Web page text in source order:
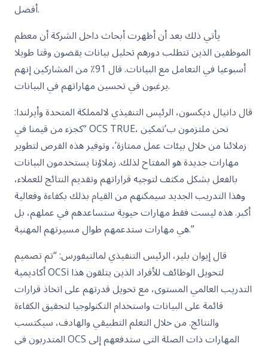
أفضل.
يأتي ذلك بعد أن أظهرت أبحاث داخل الشركة أن معظم
الموظفين الذين تتطلب دورهم تحليل بيانات يقضون وقتا طويلا
أسبوعيا في التعامل مع البيانات. قال 91٪ من المشاركين إنهم
يرغبون في تحسين مهاراتهم في البيانات.
قال دانيال ديكسون، الرئيس التنفيذي لالمملكة المتحدة وأيرلندا:
“كجزء من قيمنا في OCS TRUE، نحن ملتزمون ب’تمكين
زملائنا من خلال بيئات عمل ممتازة’، وتوفير هذه الفرص لتطوير
مهارات جديدة هو المفتاح لذلك. زملاؤنا يستخدمون البيانات
بالفعل بشكل مكثف لتوجيه قراراتهم وتقديم النتائج للعملاء،
وهذا التدريب الجديد سيمكنهم من القيام بذلك بكفاءة وفعالية
أكبر. هذه ليست فقط مهارات حيوية ستساعدهم في عملهم، بل
هي مهارات ستدعمهم طوال مسيرتهم المهنية.”
قال إيوان بلير، الرئيس التنفيذي لمالتيفورس: “تم تصميم
أكاديمية OCSi لتحويل الوظائف للأفراد الذين يتلقون هذا
التدريب العالمي المستوى، مع تحويل قدرتهم على اتخاذ قرارات
قائمة على البيانات واستخدام التكنولوجيا لتحقيق الكفاءة
والنتائج. من خلال التعلم التطبيقي والهادف، سيكتسب
المتدربون في OCS المهارات ذات الصلة التي ستدفعهم إلى